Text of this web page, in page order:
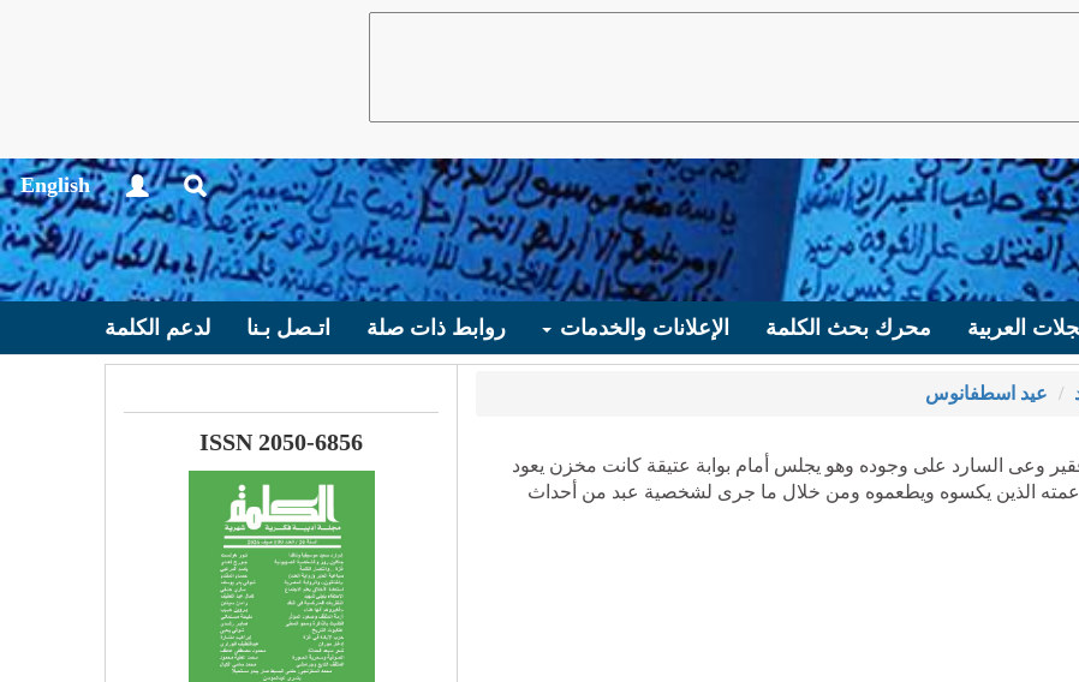
English
العربية محرك بحث الكلمة الإعلانات والخدمات روابط ذات صلة اتـصل بـنا لدعم الكلمة
عيد اسطفانوس
وعى السارد على وجوده وهو يجلس أمام بوابة عتيقة كانت مخزن يعود
عمته الذين يكسوه ويطعموه ومن خلال ما جرى لشخصية عبد من أحداث
ISSN 2050-6856